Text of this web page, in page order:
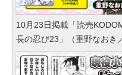
10月23日掲載「読売
長の忍び23」（重野なおき